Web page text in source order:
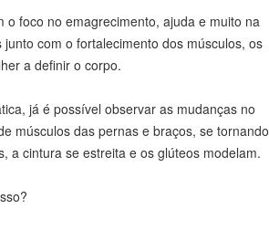
o foco no emagrecimento, ajuda e muito na
com o fortalecimento dos músculos, os
a definir o corpo.
já é possível observar as mudanças no
músculos das pernas e braços, se tornando
a cintura se estreita e os glúteos modelam.